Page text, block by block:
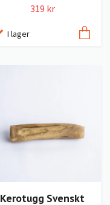
319 kr
I lager
Kerotugg Svenskt